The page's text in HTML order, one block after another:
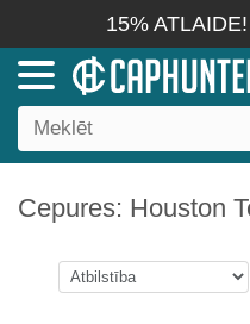
15% ATLAIDE!
Cepures: Houston